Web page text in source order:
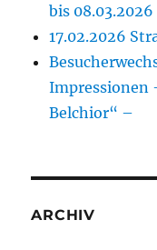
bis
17.02.2026
Impressionen
Belchior“ –
ARCHIV